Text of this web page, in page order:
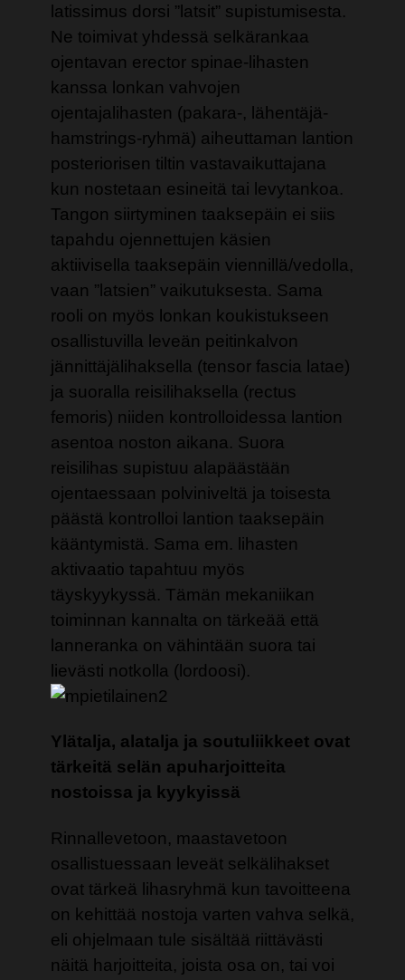
latissimus dorsi ”latsit” supistumisesta.
Ne toimivat yhdessä selkärankaa
ojentavan erector spinae-lihasten
kanssa lonkan vahvojen
ojentajalihasten (pakara-, lähentäjä-
hamstrings-ryhmä) aiheuttaman lantion
posteriorisen tiltin vastavaikuttajana
kun nostetaan esineitä tai levytankoa.
Tangon siirtyminen taaksepäin ei siis
tapahdu ojennettujen käsien
aktiivisella taaksepäin viennillä/vedolla,
vaan ”latsien” vaikutuksesta. Sama
rooli on myös lonkan koukistukseen
osallistuvilla leveän peitinkalvon
jännittäjälihaksella (tensor fascia latae)
ja suoralla reisilihaksella (rectus
femoris) niiden kontrolloidessa lantion
asentoa noston aikana. Suora
reisilihas supistuu alapäästään
ojentaessaan polviniveltä ja toisesta
päästä kontrolloi lantion taaksepäin
kääntymistä. Sama em. lihasten
aktivaatio tapahtuu myös
täyskyykyssä. Tämän mekaniikan
toiminnan kannalta on tärkeää että
lanneranka on vähintään suora tai
lievästi notkolla (lordoosi).
Ylätalja, alatalja ja soutuliikkeet ovat
tärkeitä selän apuharjoitteita
nostoissa ja kyykyissä
Rinnallevetoon, maastavetoon
osallistuessaan leveät selkälihakset
ovat tärkeä lihasryhmä kun tavoitteena
on kehittää nostoja varten vahva selkä,
eli ohjelmaan tule sisältää riittävästi
näitä harjoitteita, joista osa on, tai voi